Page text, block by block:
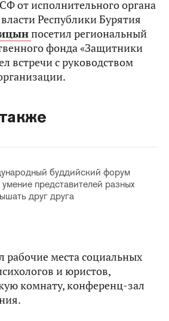
от исполнительного органа
Республики Бурятия
посетил региональный
фонда «Защитники
встречи с руководством
буддийский форум
представителей разных
друг друга
рабочие места социальных
и юристов,
комнату, конференц-зал